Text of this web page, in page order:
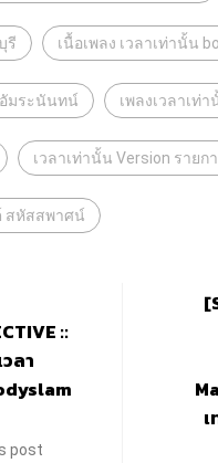
รี เนื้อเพลง เวลาเท่านั้น
อัมระนันทน์ เพลงเวลาเท่า
เวลาเท่านั้น Version รายก
สหัสสพาศน์
::
ลา
post